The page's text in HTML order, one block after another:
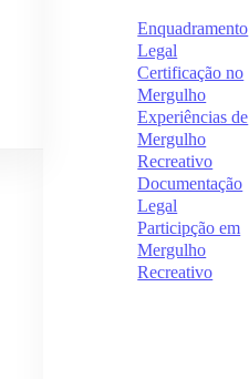
Enquadramento
Legal
Certificação no
Mergulho
Experiências de
Mergulho
Recreativo
Documentação
Legal
Participção em
Mergulho
Recreativo